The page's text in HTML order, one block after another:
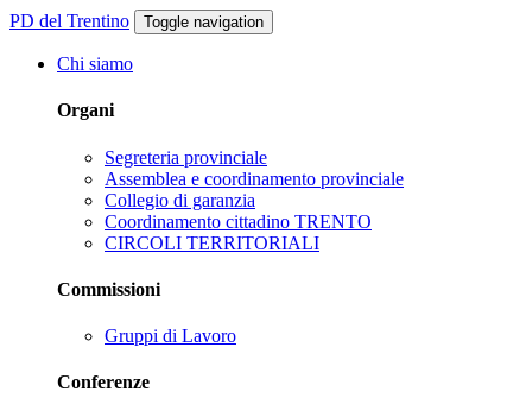
PD del Trentino Toggle navigation
Chi siamo
Organi
Segreteria provinciale
Assemblea e coordinamento provinciale
Collegio di garanzia
Coordinamento cittadino TRENTO
CIRCOLI TERRITORIALI
Commissioni
Gruppi di Lavoro
Conferenze